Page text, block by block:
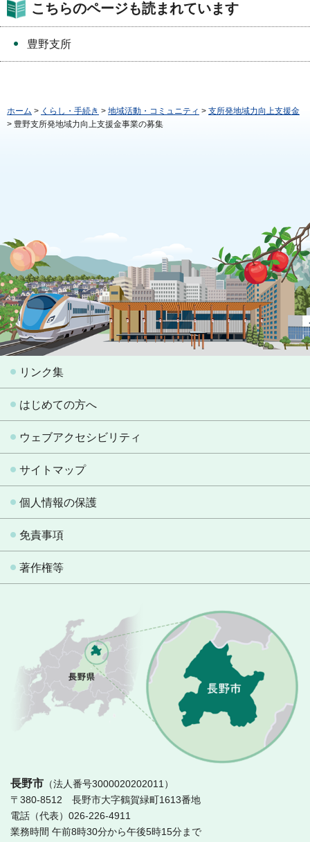
こちらのページも読まれています
豊野支所
ホーム > くらし・手続き > 地域活動・コミュニティ > 支所発地域力向上支援金
> 豊野支所発地域力向上支援金事業の募集
リンク集
はじめての方へ
ウェブアクセシビリティ
サイトマップ
個人情報の保護
免責事項
著作権等
長野市 （法人番号3000020202011）
〒380-8512 長野市大字鶴賀緑町1613番地
電話（代表）026-226-4911
業務時間 午前8時30分から午後5時15分まで